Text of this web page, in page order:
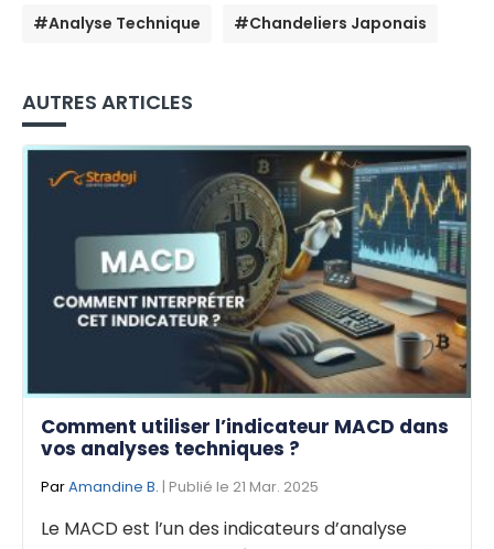
#Analyse Technique #Chandeliers Japonais
AUTRES ARTICLES
Comment utiliser l’indicateur MACD dans
vos analyses techniques ?
ParAmandine B. | Publié le 21 Mar. 2025
Le MACD est l’un des indicateurs d’analyse